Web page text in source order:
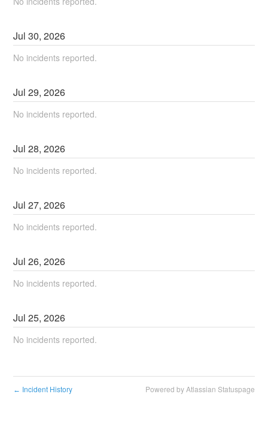
Jul30,2026
No incidents reported.
Jul29,2026
No incidents reported.
Jul28,2026
No incidents reported.
Jul27,2026
No incidents reported.
Jul26,2026
No incidents reported.
Jul25,2026
No incidents reported.
← Incident History Powered by Atlassian Statuspage